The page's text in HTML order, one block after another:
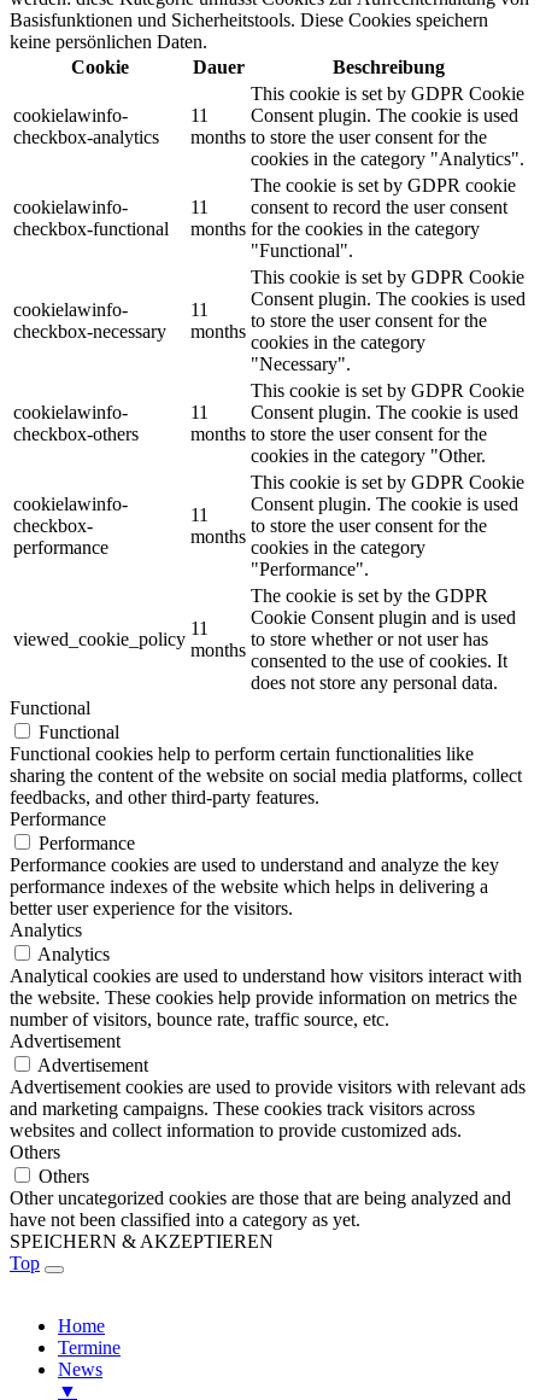
Basisfunktionen und Sicherheitstools. Diese Cookies speichern
keine persönlichen Daten.
Cookie
Dauer Beschreibung
cookielawinfo-
checkbox-analytics
11
months
This cookie is set by GDPR Cookie
Consent plugin. The cookie is used
to store the user consent for the
cookies in the category "Analytics".
cookielawinfo-
checkbox-functional
11
months
The cookie is set by GDPR cookie
consent to record the user consent
for the cookies in the category
"Functional".
cookielawinfo-
checkbox-necessary
11
months
This cookie is set by GDPR Cookie
Consent plugin. The cookies is used
to store the user consent for the
cookies in the category
"Necessary".
cookielawinfo-
checkbox-others
11
months
This cookie is set by GDPR Cookie
Consent plugin. The cookie is used
to store the user consent for the
cookies in the category "Other.
cookielawinfo-
checkbox-
performance
11
months
This cookie is set by GDPR Cookie
Consent plugin. The cookie is used
to store the user consent for the
cookies in the category
"Performance".
viewed_cookie_policy
11
months
The cookie is set by the GDPR
Cookie Consent plugin and is used
to store whether or not user has
consented to the use of cookies. It
does not store any personal data.
Functional
Functional
Functional cookies help to perform certain functionalities like
sharing the content of the website on social media platforms, collect
feedbacks, and other third-party features.
Performance
Performance
Performance cookies are used to understand and analyze the key
performance indexes of the website which helps in delivering a
better user experience for the visitors.
Analytics
Analytics
Analytical cookies are used to understand how visitors interact with
the website. These cookies help provide information on metrics the
number of visitors, bounce rate, traffic source, etc.
Advertisement
Advertisement
Advertisement cookies are used to provide visitors with relevant ads
and marketing campaigns. These cookies track visitors across
websites and collect information to provide customized ads.
Others
Others
Other uncategorized cookies are those that are being analyzed and
have not been classified into a category as yet.
SPEICHERN & AKZEPTIEREN
Top
Home
Termine
News
▼